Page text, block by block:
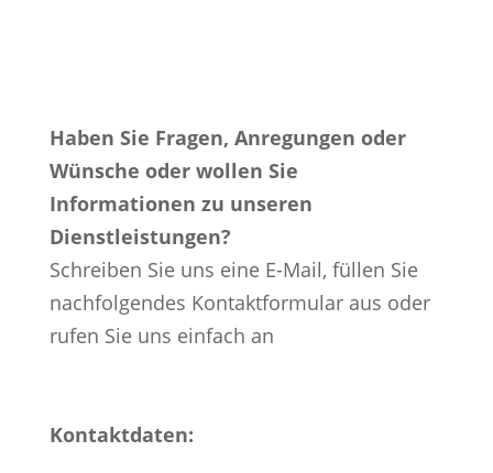
Haben Sie Fragen, Anregungen oder
Wünsche oder wollen Sie
Informationen zu unseren
Dienstleistungen?
Schreiben Sie uns eine E-Mail, füllen Sie
nachfolgendes Kontaktformular aus oder
rufen Sie uns einfach an
Kontaktdaten: